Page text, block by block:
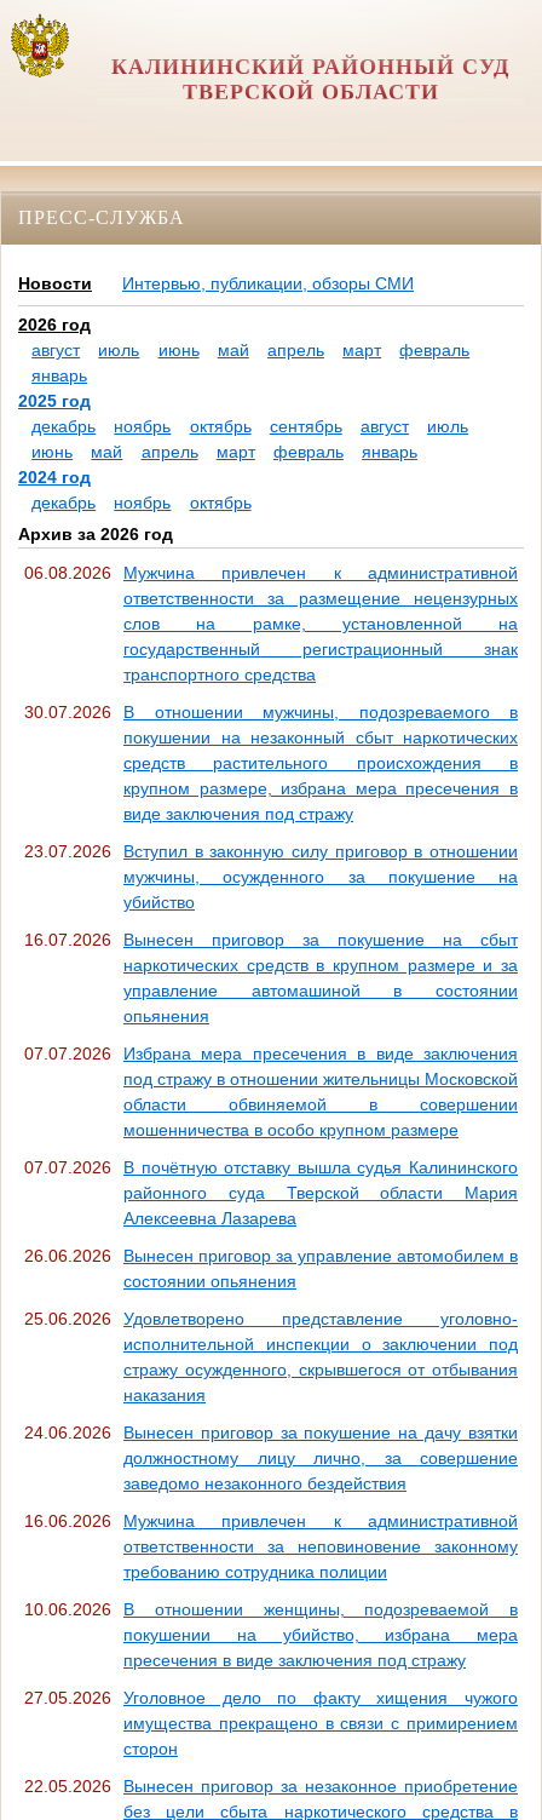
КАЛИНИНСКИЙ РАЙОННЫЙ СУД
ТВЕРСКОЙ ОБЛАСТИ
ПРЕСС-СЛУЖБА
Новости Интервью, публикации, обзоры СМИ
2026 год
август
июль июнь май апрель март
февраль
январь
2025 год
декабрь
ноябрь октябрь сентябрь август
июль
июнь
май апрель март февраль
январь
2024 год
декабрь
ноябрь
октябрь
Архив за 2026 год
06.08.2026
Мужчина привлечен к административной
ответственности за размещение нецензурных
слов на рамке, установленной на
государственный регистрационный знак
транспортного средства
30.07.2026
В отношении мужчины, подозреваемого в
покушении на незаконный сбыт наркотических
средств растительного происхождения в
крупном размере, избрана мера пресечения в
виде заключения под стражу
23.07.2026
Вступил в законную силу приговор в отношении
мужчины, осужденного за покушение на
убийство
16.07.2026
Вынесен приговор за покушение на сбыт
наркотических средств в крупном размере и за
управление автомашиной в состоянии
опьянения
07.07.2026
Избрана мера пресечения в виде заключения
под стражу в отношении жительницы Московской
области обвиняемой в совершении
мошенничества в особо крупном размере
07.07.2026
В почётную отставку вышла судья Калининского
районного суда Тверской области Мария
Алексеевна Лазарева
26.06.2026
Вынесен приговор за управление автомобилем в
состоянии опьянения
25.06.2026
Удовлетворено представление уголовно-
исполнительной инспекции о заключении под
стражу осужденного, скрывшегося от отбывания
наказания
24.06.2026
Вынесен приговор за покушение на дачу взятки
должностному лицу лично, за совершение
заведомо незаконного бездействия
16.06.2026
Мужчина привлечен к административной
ответственности за неповиновение законному
требованию сотрудника полиции
10.06.2026
В отношении женщины, подозреваемой в
покушении на убийство, избрана мера
пресечения в виде заключения под стражу
27.05.2026
Уголовное дело по факту хищения чужого
имущества прекращено в связи с примирением
сторон
22.05.2026
Вынесен приговор за незаконное приобретение
без цели сбыта наркотического средства в